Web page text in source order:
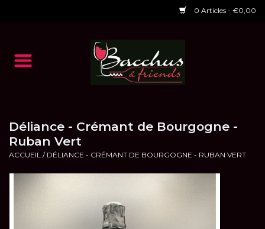
0 Articles - €0,00
Accueil
Dégustations
HORAIRES ET EVENTS 2026
RESTAURANT EPHEMERE
Déliance - Crémant de Bourgogne -
Ruban Vert
ACCUEIL / DÉLIANCE - CRÉMANT DE BOURGOGNE - RUBAN VERT